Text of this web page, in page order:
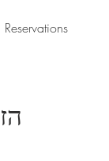
Reservations